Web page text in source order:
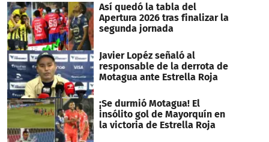
Así quedó la tabla del
Apertura 2026 tras finalizar la
segunda jornada
Javier Lopéz señaló al
responsable de la derrota de
Motagua ante Estrella Roja
¡Se durmió Motagua! El
insólito gol de Mayorquín en
la victoria de Estrella Roja